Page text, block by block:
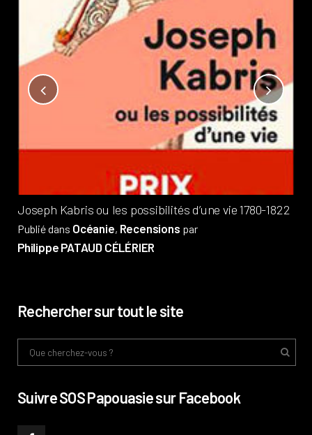
Joseph Kabris ou les possibilités d’une vie 1780-1822
Publié dans Océanie, Recensions par
Philippe PATAUD CÉLÉRIER
Rechercher sur tout le site
Suivre SOS Papouasie sur Facebook